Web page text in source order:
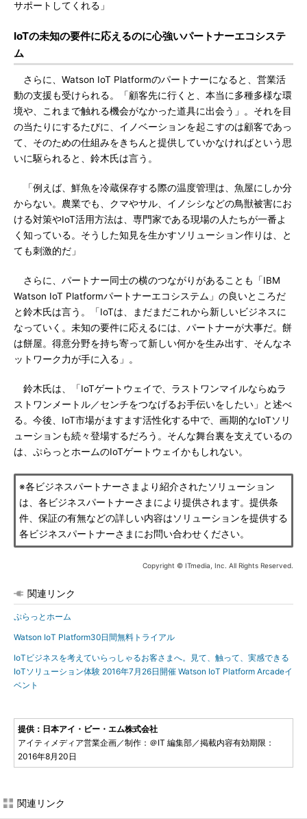
サポートしてくれる」
IoTの未知の要件に応えるのに心強いパートナーエコシステ
ム
さらに、Watson IoT Platformのパートナーになると、営業活
動の支援も受けられる。「顧客先に行くと、本当に多種多様な環
境や、これまで触れる機会がなかった道具に出会う」。それを目
の当たりにするたびに、イノベーションを起こすのは顧客であっ
て、そのための仕組みをきちんと提供していかなければという思
いに駆られると、鈴木氏は言う。
「例えば、鮮魚を冷蔵保存する際の温度管理は、魚屋にしか分
からない。農業でも、クマやサル、イノシシなどの鳥獣被害にお
ける対策やIoT活用方法は、専門家である現場の人たちが一番よ
く知っている。そうした知見を生かすソリューション作りは、と
ても刺激的だ」
さらに、パートナー同士の横のつながりがあることも「IBM
Watson IoT Platformパートナーエコシステム」の良いところだ
と鈴木氏は言う。「IoTは、まだまだこれから新しいビジネスに
なっていく。未知の要件に応えるには、パートナーが大事だ。餅
は餅屋。得意分野を持ち寄って新しい何かを生み出す、そんなネ
ットワーク力が手に入る」。
鈴木氏は、「IoTゲートウェイで、ラストワンマイルならぬラ
ストワンメートル／センチをつなげるお手伝いをしたい」と述べ
る。今後、IoT市場がますます活性化する中で、画期的なIoTソリ
ューションも続々登場するだろう。そんな舞台裏を支えているの
は、ぷらっとホームのIoTゲートウェイかもしれない。
※各ビジネスパートナーさまより紹介されたソリューション
は、各ビジネスパートナーさまにより提供されます。提供条
件、保証の有無などの詳しい内容はソリューションを提供する
各ビジネスパートナーさまにお問い合わせください。
Copyright © ITmedia, Inc. All Rights Reserved.
関連リンク
ぷらっとホーム
Watson IoT Platform30日間無料トライアル
IoTビジネスを考えていらっしゃるお客さまへ。見て、触って、実感できる
IoTソリューション体験 2016年7月26日開催 Watson IoT Platform Arcadeイ
ベント
提供：日本アイ・ビー・エム株式会社
アイティメディア営業企画／制作：＠IT 編集部／掲載内容有効期限：
2016年8月20日
関連リンク